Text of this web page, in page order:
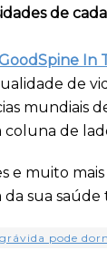
de
In
de
mundiais
coluna de
e muito
sua saúde
grávida pode